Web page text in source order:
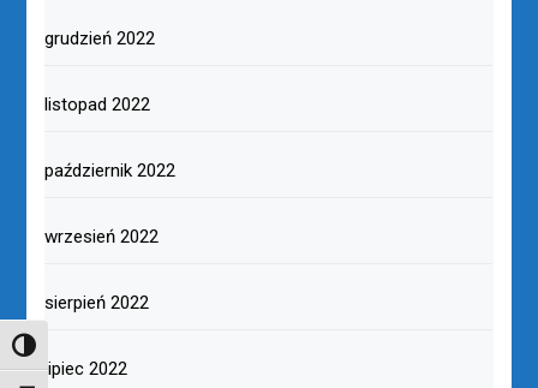
TOGGLE HIGH CONTRAST
grudzień 2022
listopad 2022
październik 2022
wrzesień 2022
sierpień 2022
lipiec 2022